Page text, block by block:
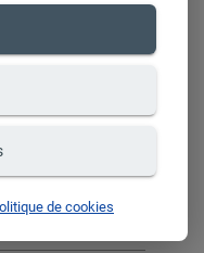
de cookies